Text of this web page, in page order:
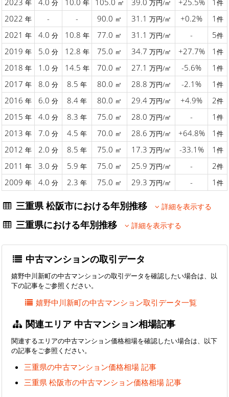
2023 年 4.0 分 10.0 年 105.0 ㎡ 39.0 万円/㎡ +25.5% 1 件
2022 年 - - 90.0 ㎡ 31.1 万円/㎡ +0.2% 1 件
2021 年 4.0 分 10.8 年 77.0 ㎡ 31.1 万円/㎡ - 5件
2019 年 5.0 分 12.8 年 75.0 ㎡ 34.7 万円/㎡ +27.7% 1 件
2018 年 1.0 分 14.5 年 70.0 ㎡ 27.1 万円/㎡ -5.6% 1 件
2017 年 8.0 分 8.5 年 80.0 ㎡ 28.8 万円/㎡ -2.1% 1 件
2016 年 6.0 分 8.4 年 80.0 ㎡ 29.4 万円/㎡ +4.9% 2件
2015 年 4.0 分 8.3 年 75.0 ㎡ 28.0 万円/㎡ - 1 件
2013 年 7.0 分 4.5 年 70.0 ㎡ 28.6 万円/㎡ +64.8% 1 件
2012 年 2.0 分 8.5 年 75.0 ㎡ 17.3 万円/㎡ -33.1% 1 件
2011 年 3.0 分 5.9 年 75.0 ㎡ 25.9 万円/㎡ - 2件
2009 年 4.0 分 2.3 年 75.0 ㎡ 29.3 万円/㎡ - 1 件
三重県 松阪市における年別推移 詳細を表示する
三重県における年別推移 詳細を表示する
中古マンションの取引データ
嬉野中川新町の中古マンションの取引データを確認したい場合は、以
下の記事をご参照ください。
嬉野中川新町の中古マンション取引データ一覧
関連エリア 中古マンション相場記事
関連するエリアの中古マンション価格相場を確認したい場合は、以下
の記事をご参照ください。
三重県の中古マンション価格相場 記事
三重県 松阪市の中古マンション価格相場 記事